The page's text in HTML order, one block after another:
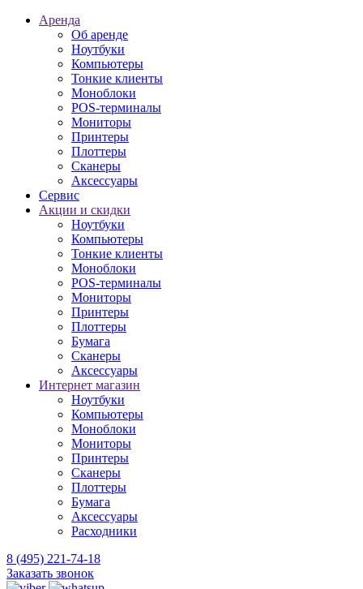
Аренда
Об аренде
Ноутбуки
Компьютеры
Тонкие клиенты
Моноблоки
POS-терминалы
Мониторы
Принтеры
Плоттеры
Сканеры
Аксессуары
Сервис
Акции и скидки
Ноутбуки
Компьютеры
Тонкие клиенты
Моноблоки
POS-терминалы
Мониторы
Принтеры
Плоттеры
Бумага
Сканеры
Аксессуары
Интернет магазин
Ноутбуки
Компьютеры
Моноблоки
Мониторы
Принтеры
Сканеры
Плоттеры
Бумага
Аксессуары
Расходники
8 (495) 221-74-18
Заказать звонок